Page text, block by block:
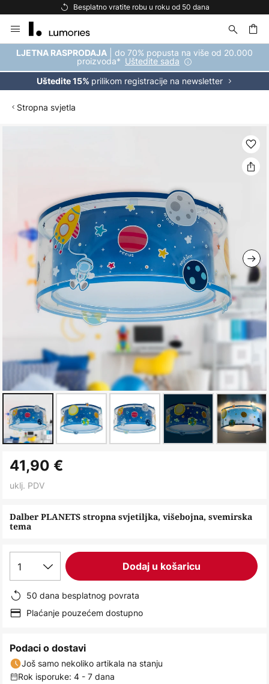
Besplatno vratite robu u roku od 50 dana
to
Content
LJETNA RASPRODAJA | do 70% popusta na više od 20.000
proizvoda* Uštedite sada
Uštedite 15% prilikom registracije na newsletter
Stropna svjetla
images
gallery
to
the
of
the
Dalber PLANETS stropna svjetiljka, višebojna, svemirska
tema
41,90 €
uklj. PDV
1 Dodaj u košaricu
50 dana besplatnog povrata
Plaćanje pouzećem dostupno
Podaci o dostavi
Još samo nekoliko artikala na stanju
Rok isporuke: 4 - 7 dana